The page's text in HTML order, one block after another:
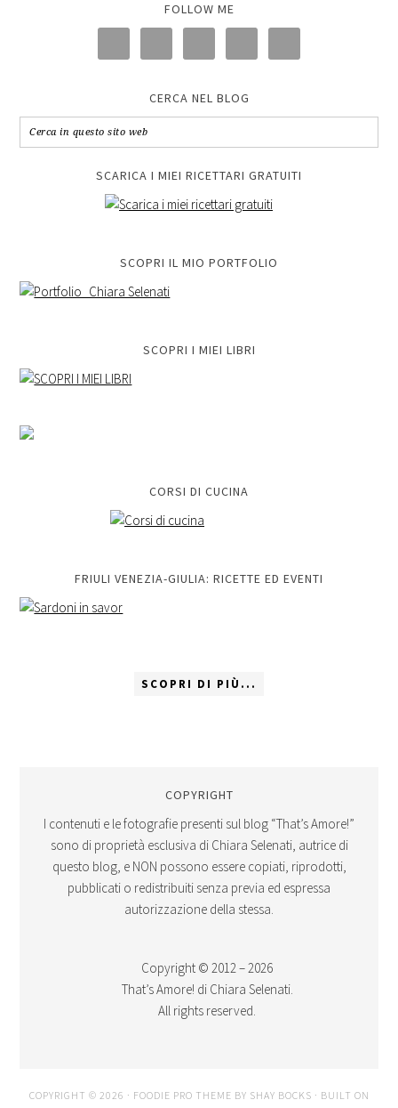
FOLLOW ME
CERCA NEL BLOG
SCARICA I MIEI RICETTARI GRATUITI
SCOPRI IL MIO PORTFOLIO
SCOPRI I MIEI LIBRI
CORSI DI CUCINA
FRIULI VENEZIA-GIULIA: RICETTE ED EVENTI
SCOPRI DI PIÙ...
COPYRIGHT
I contenuti e le fotografie presenti sul blog “That’s Amore!”
sono di proprietà esclusiva di Chiara Selenati, autrice di
questo blog, e NON possono essere copiati, riprodotti,
pubblicati o redistribuiti senza previa ed espressa
autorizzazione della stessa.
Copyright © 2012 – 2026
That’s Amore! di Chiara Selenati.
All rights reserved.
COPYRIGHT © 2026 · FOODIE PRO THEME BY SHAY BOCKS · BUILT ON